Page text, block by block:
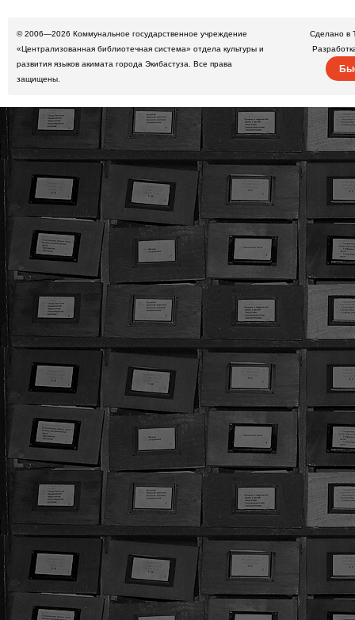
© 2006—2026 Коммунальное государственное учреждение
«Централизованная библиотечная система» отдела культуры и
развития языков акимата города Экибастуза. Все права
защищены.
Сделано в